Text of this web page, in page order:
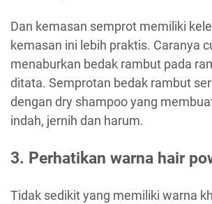
Dan kemasan semprot memiliki
kemasan ini lebih praktis. Caranya
menaburkan bedak rambut pada
ditata. Semprotan bedak rambut
dengan dry shampoo yang
indah, jernih dan harum.
3. Perhatikan warna hair
Tidak sedikit yang memiliki warna